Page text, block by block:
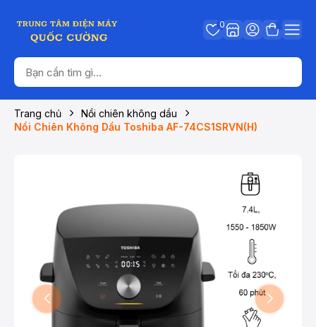
0
Trang chủ
Nồi chiên không dầu
Nồi Chiên Không Dầu Toshiba AF-74CS1SRVN(H)